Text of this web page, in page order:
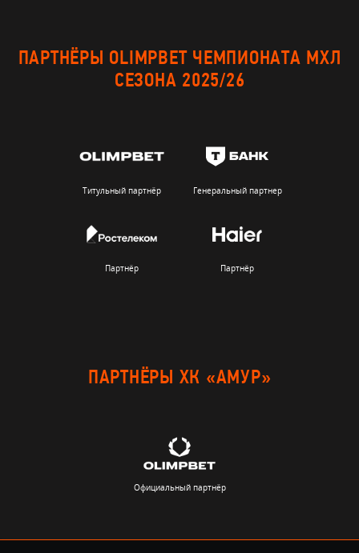
ПАРТНЁРЫ OLIMPBET ЧЕМПИОНАТА МХЛ
СЕЗОНА 2025/26
Титульный партнёр Генеральный партнер
Партнёр Партнёр
ПАРТНЁРЫ ХК «АМУР»
Официальный партнёр